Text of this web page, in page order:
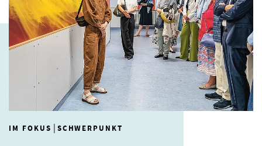
IM FOKUS | SCHWERPUNKT